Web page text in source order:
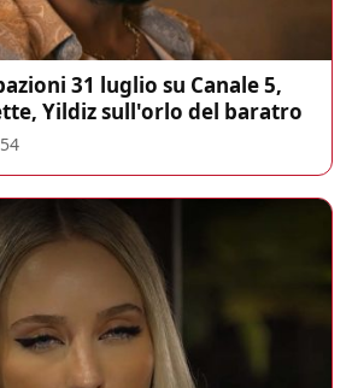
31 luglio su Canale 5,
Yildiz sull'orlo del baratro